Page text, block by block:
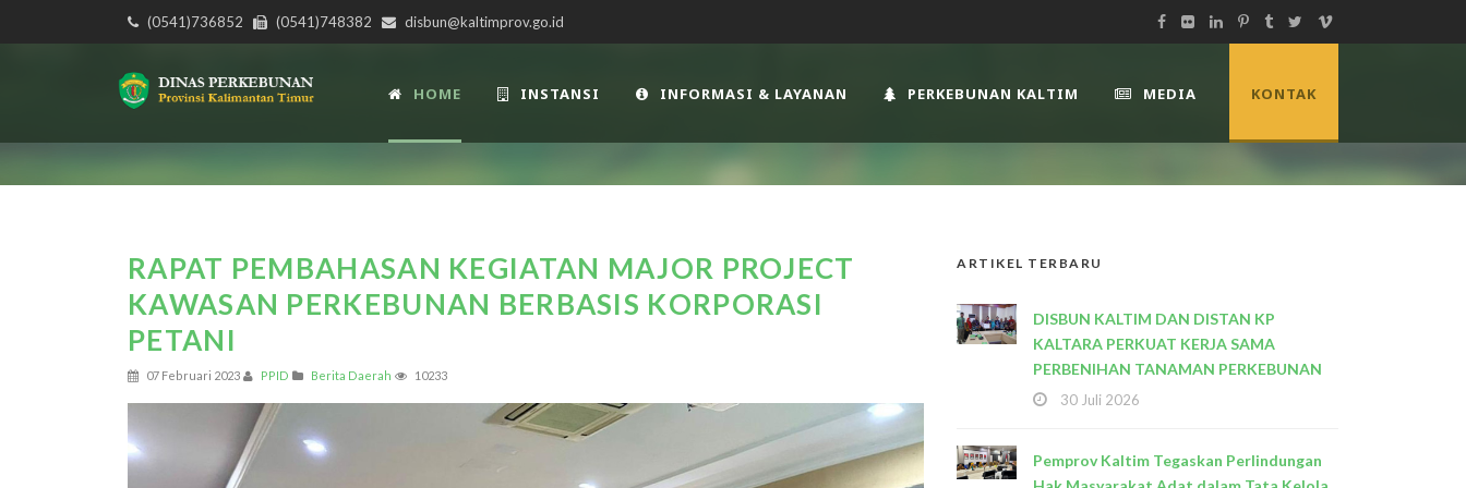
(0541)736852 (0541)748382 disbun@kaltimprov.go.id
HOME INSTANSI INFORMASI & LAYANAN PERKEBUNAN KALTIM MEDIA KONTAK
RAPAT PEMBAHASAN KEGIATAN MAJOR PROJECT
KAWASAN PERKEBUNAN BERBASIS KORPORASI
PETANI
07 Februari 2023 PPID Berita Daerah 10233
ARTIKEL TERBARU
DISBUN KALTIM DAN DISTAN KP
KALTARA PERKUAT KERJA SAMA
PERBENIHAN TANAMAN PERKEBUNAN
30 Juli 2026
Pemprov Kaltim Tegaskan Perlindungan